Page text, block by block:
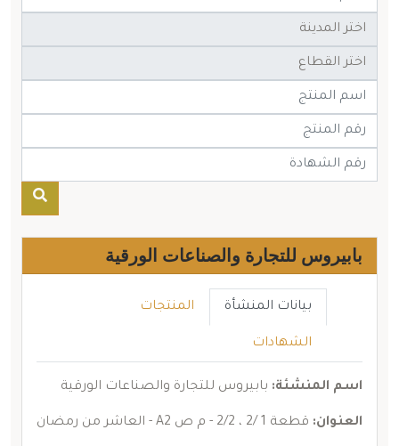
بابيروس للتجارة والصناعات الورقية
بيانات المنشأة المنتجات
الشهادات
اسم المنشئة: بابيروس للتجارة والصناعات الورقية
العنوان: قطعة 1 /2 ، 2/2 - م ص A2 - العاشر من رمضان